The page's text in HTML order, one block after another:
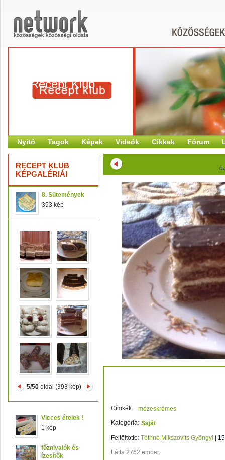
Recept Klub
Nyitó Tagok Képek Videók Cikkek Fórum
RECEPT KLUB
KÉPGALÉRIÁI
8. Sütemények
393 kép
5/50oldal (393 kép)
Vicces ételek !
1 kép
főznivalók és
ízesítők
Címkék:
mézeskrémes
Kategória: Saját
Feltöltötte: Tóthné Mikszovits Gyöngyi
Látta 2762 ember.